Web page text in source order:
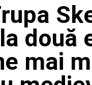
două
mai